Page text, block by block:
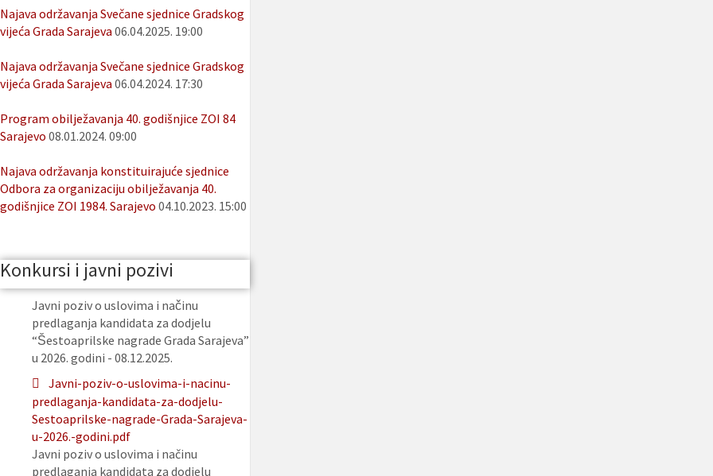
Najava održavanja Svečane sjednice Gradskog
vijeća Grada Sarajeva 06.04.2025. 19:00
Najava održavanja Svečane sjednice Gradskog
vijeća Grada Sarajeva 06.04.2024. 17:30
Program obilježavanja 40. godišnjice ZOI 84
Sarajevo 08.01.2024. 09:00
Najava održavanja konstituirajuće sjednice
Odbora za organizaciju obilježavanja 40.
godišnjice ZOI 1984. Sarajevo 04.10.2023. 15:00
Konkursi i javni pozivi
Javni poziv o uslovima i načinu
predlaganja kandidata za dodjelu
“Šestoaprilske nagrade Grada Sarajeva”
u 2026. godini - 08.12.2025.
Javni-poziv-o-uslovima-i-nacinu-
predlaganja-kandidata-za-dodjelu-
Sestoaprilske-nagrade-Grada-Sarajeva-
u-2026.-godini.pdf
Javni poziv o uslovima i načinu
predlaganja kandidata za dodjelu